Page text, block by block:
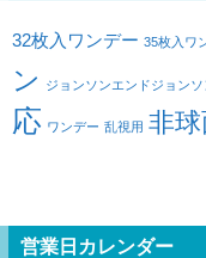
32枚入ワンデー 35枚入ワ
ン
ジョンソンエンドジョンソ
応 ワンデー 乱視用 非
営業日カレンダー